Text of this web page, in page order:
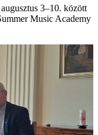
3–10. között
Music Academy